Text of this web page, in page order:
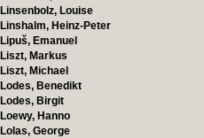
Linsenbolz, Louise
Linshalm, Heinz-Peter
Lipuš, Emanuel
Liszt, Markus
Liszt, Michael
Lodes, Benedikt
Lodes, Birgit
Loewy, Hanno
Lolas, George